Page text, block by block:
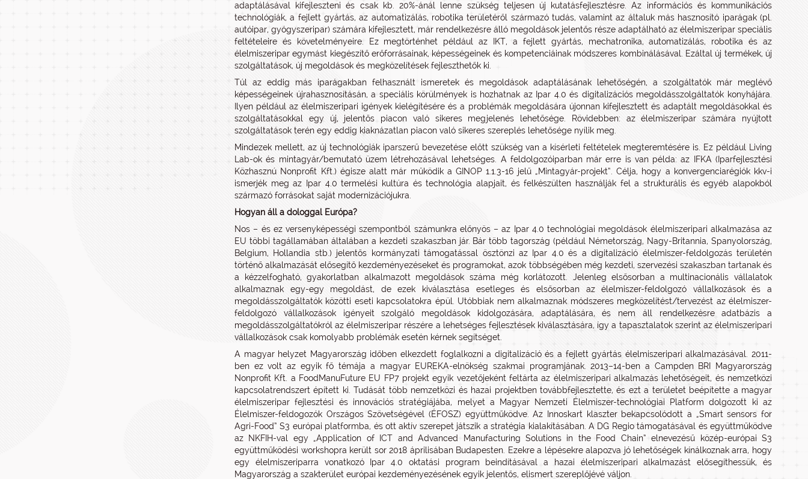
adaptálásával kifejleszteni és csak kb. 20%-ánál lenne szükség teljesen új kutatásfejlesztésre. Az információs és kommunikációs
technológiák, a fejlett gyártás, az automatizálás, robotika területéről származó tudás, valamint az általuk más hasznosító iparágak (pl.
autóipar, gyógyszeripar) számára kifejlesztett, már rendelkezésre álló megoldások jelentős része adaptálható az élelmiszeripar speciális
feltételeire és követelményeire. Ez megtörténhet például az IKT, a fejlett gyártás, mechatronika, automatizálás, robotika és az
élelmiszeripar egymást kiegészítő erőforrásainak, képességeinek és kompetenciáinak módszeres kombinálásával. Ezáltal új termékek, új
szolgáltatások, új megoldások és megközelítések fejleszthetők ki.
Túl az eddig más iparágakban felhasznált ismeretek és megoldások adaptálásának lehetőségén, a szolgáltatók már meglévő
képességeinek újrahasznosításán, a speciális körülmények is hozhatnak az Ipar 4.0 és digitalizációs megoldásszolgáltatók konyhájára.
Ilyen például az élelmiszeripari igények kielégítésére és a problémák megoldására újonnan kifejlesztett és adaptált megoldásokkal és
szolgáltatásokkal egy új, jelentős piacon való sikeres megjelenés lehetősége. Rövidebben: az élelmiszeripar számára nyújtott
szolgáltatások terén egy eddig kiaknázatlan piacon való sikeres szereplés lehetősége nyílik meg.
Mindezek mellett, az új technológiák iparszerű bevezetése előtt szükség van a kísérleti feltételek megteremtésére is. Ez például Living
Lab-ok és mintagyár/bemutató üzem létrehozásával lehetséges. A feldolgozóiparban már erre is van példa: az IFKA (Iparfejlesztési
Közhasznú Nonprofit Kft.) égisze alatt már működik a GINOP 1.1.3-16 jelű „Mintagyár-projekt”. Célja, hogy a konvergenciarégiók kkv-i
ismerjék meg az Ipar 4.0 termelési kultúra és technológia alapjait, és felkészülten használják fel a strukturális és egyéb alapokból
származó forrásokat saját modernizációjukra.
Hogyan áll a dologgal Európa?
Nos – és ez versenyképességi szempontból számunkra előnyös – az Ipar 4.0 technológiai megoldások élelmiszeripari alkalmazása az
EU többi tagállamában általában a kezdeti szakaszban jár. Bár több tagország (például Németország, Nagy-Britannia, Spanyolország,
Belgium, Hollandia stb.) jelentős kormányzati támogatással ösztönzi az Ipar 4.0 és a digitalizáció élelmiszer-feldolgozás területén
történő alkalmazását elősegítő kezdeményezéseket és programokat, azok többségében még kezdeti, szervezési szakaszban tartanak és
a kézzelfogható, gyakorlatban alkalmazott megoldások száma még korlátozott. Jelenleg elsősorban a multinacionális vállalatok
alkalmaznak egy-egy megoldást, de ezek kiválasztása esetleges és elsősorban az élelmiszer-feldolgozó vállalkozások és a
megoldásszolgáltatók közötti eseti kapcsolatokra épül. Utóbbiak nem alkalmaznak módszeres megközelítést/tervezést az élelmiszer-
feldolgozó vállalkozások igényeit szolgáló megoldások kidolgozására, adaptálására, és nem áll rendelkezésre adatbázis a
megoldásszolgáltatókról az élelmiszeripar részére a lehetséges fejlesztések kiválasztására, így a tapasztalatok szerint az élelmiszeripari
vállalkozások csak komolyabb problémák esetén kérnek segítséget.
A magyar helyzet Magyarország időben elkezdett foglalkozni a digitalizáció és a fejlett gyártás élelmiszeripari alkalmazásával. 2011-
ben ez volt az egyik fő témája a magyar EUREKA-elnökség szakmai programjának. 2013–14-ben a Campden BRI Magyarország
Nonprofit Kft. a FoodManuFuture EU FP7 projekt egyik vezetőjeként feltárta az élelmiszeripari alkalmazás lehetőségeit, és nemzetközi
kapcsolatrendszert épített ki. Tudását több nemzetközi és hazai projektben továbbfejlesztette, és ezt a területet beépítette a magyar
élelmiszeripar fejlesztési és innovációs stratégiájába, melyet a Magyar Nemzeti Élelmiszer-technológiai Platform dolgozott ki az
Élelmiszer-feldogozók Országos Szövetségével (ÉFOSZ) együttműködve. Az Innoskart klaszter bekapcsolódott a „Smart sensors for
Agri-Food” S3 európai platformba, és ott aktív szerepet játszik a stratégia kialakításában. A DG Regio támogatásával és együttműködve
az NKFIH-val egy „Application of ICT and Advanced Manufacturing Solutions in the Food Chain” elnevezésű közép-európai S3
együttműködési workshopra került sor 2018 áprilisában Budapesten. Ezekre a lépésekre alapozva jó lehetőségek kínálkoznak arra, hogy
egy élelmiszeriparra vonatkozó Ipar 4.0 oktatási program beindításával a hazai élelmiszeripari alkalmazást elősegíthessük, és
Magyarország a szakterület európai kezdeményezésének egyik jelentős, elismert szereplőjévé váljon.